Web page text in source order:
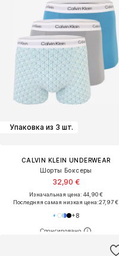
Упаковка из 3 шт.
CALVIN KLEIN UNDERWEAR
Шорты Боксеры
32,90 €
Изначальная цена: 44,90 €
Последняя самая низкая цена:27,97 €
+8